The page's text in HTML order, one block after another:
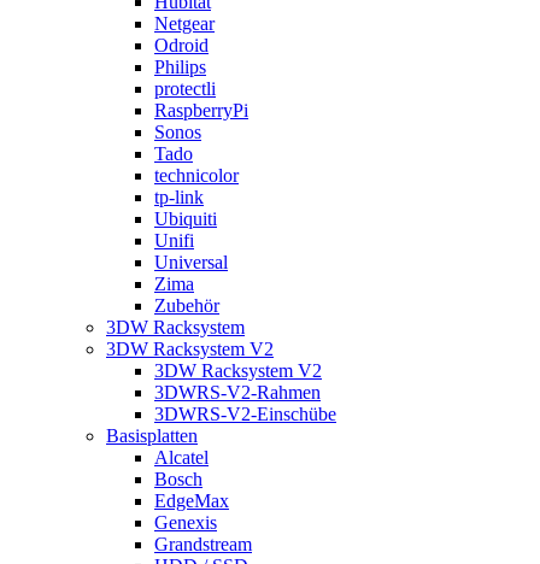
Netgear
Odroid
Philips
protectli
RaspberryPi
Sonos
Tado
technicolor
tp-link
Ubiquiti
Unifi
Universal
Zima
Zubehör
3DW Racksystem
3DW Racksystem V2
3DW Racksystem V2
3DWRS-V2-Rahmen
3DWRS-V2-Einschübe
Basisplatten
Alcatel
Bosch
EdgeMax
Genexis
Grandstream